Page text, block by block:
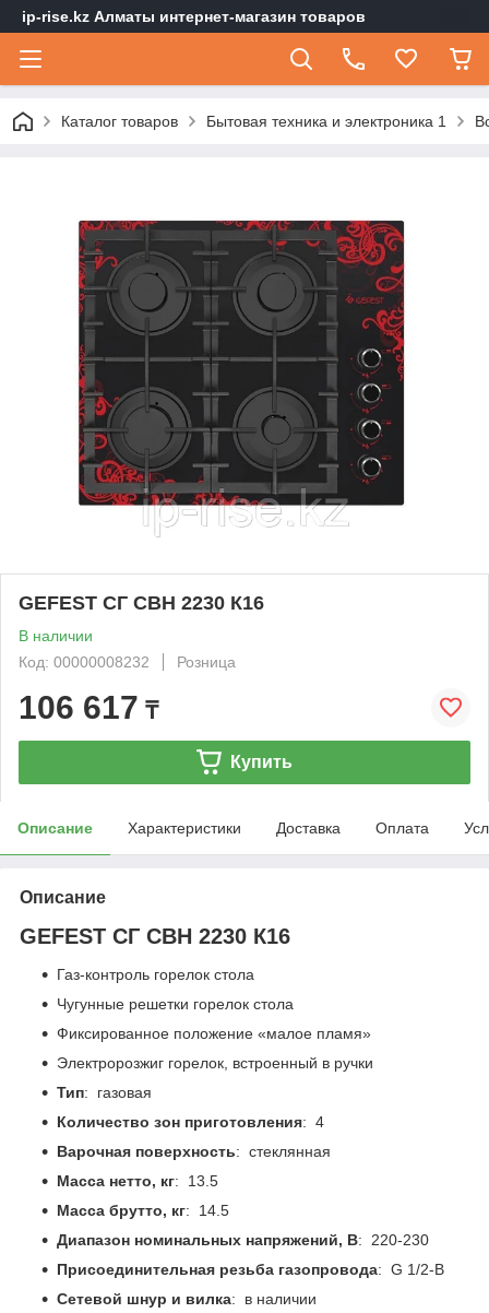
ip-rise.kz Алматы интернет-магазин товаров
Каталог товаров Бытовая техника и электроника 1
GEFEST СГ СВН 2230 К16
В наличии
Код: 00000008232
Розница
106 617 ₸
Купить
Описание Характеристики Доставка Оплата
Описание
GEFEST СГ СВН 2230 К16
Газ-контроль горелок стола
Чугунные решетки горелок стола
Фиксированное положение «малое пламя»
Электророзжиг горелок, встроенный в ручки
Тип: газовая
Количество зон приготовления: 4
Варочная поверхность: стеклянная
Масса нетто, кг: 13.5
Масса брутто, кг: 14.5
Диапазон номинальных напряжений, В: 220-230
Присоединительная резьба газопровода: G 1/2-В
Сетевой шнур и вилка: в наличии